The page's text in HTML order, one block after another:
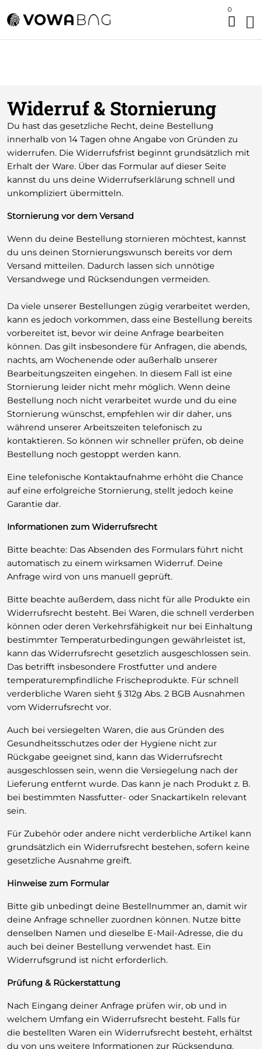
0
Widerruf & Stornierung
Du hast das gesetzliche Recht, deine Bestellung
innerhalb von 14 Tagen ohne Angabe von Gründen zu
widerrufen. Die Widerrufsfrist beginnt grundsätzlich mit
Erhalt der Ware. Über das Formular auf dieser Seite
kannst du uns deine Widerrufserklärung schnell und
unkompliziert übermitteln.
Stornierung vor dem Versand
Wenn du deine Bestellung stornieren möchtest, kannst
du uns deinen Stornierungswunsch bereits vor dem
Versand mitteilen. Dadurch lassen sich unnötige
Versandwege und Rücksendungen vermeiden.
Da viele unserer Bestellungen zügig verarbeitet werden,
kann es jedoch vorkommen, dass eine Bestellung bereits
vorbereitet ist, bevor wir deine Anfrage bearbeiten
können. Das gilt insbesondere für Anfragen, die abends,
nachts, am Wochenende oder außerhalb unserer
Bearbeitungszeiten eingehen. In diesem Fall ist eine
Stornierung leider nicht mehr möglich. Wenn deine
Bestellung noch nicht verarbeitet wurde und du eine
Stornierung wünschst, empfehlen wir dir daher, uns
während unserer Arbeitszeiten telefonisch zu
kontaktieren. So können wir schneller prüfen, ob deine
Bestellung noch gestoppt werden kann.
Eine telefonische Kontaktaufnahme erhöht die Chance
auf eine erfolgreiche Stornierung, stellt jedoch keine
Garantie dar.
Informationen zum Widerrufsrecht
Bitte beachte: Das Absenden des Formulars führt nicht
automatisch zu einem wirksamen Widerruf. Deine
Anfrage wird von uns manuell geprüft.
Bitte beachte außerdem, dass nicht für alle Produkte ein
Widerrufsrecht besteht. Bei Waren, die schnell verderben
können oder deren Verkehrsfähigkeit nur bei Einhaltung
bestimmter Temperaturbedingungen gewährleistet ist,
kann das Widerrufsrecht gesetzlich ausgeschlossen sein.
Das betrifft insbesondere Frostfutter und andere
temperaturempfindliche Frischeprodukte. Für schnell
verderbliche Waren sieht § 312g Abs. 2 BGB Ausnahmen
vom Widerrufsrecht vor.
Auch bei versiegelten Waren, die aus Gründen des
Gesundheitsschutzes oder der Hygiene nicht zur
Rückgabe geeignet sind, kann das Widerrufsrecht
ausgeschlossen sein, wenn die Versiegelung nach der
Lieferung entfernt wurde. Das kann je nach Produkt z. B.
bei bestimmten Nassfutter- oder Snackartikeln relevant
sein.
Für Zubehör oder andere nicht verderbliche Artikel kann
grundsätzlich ein Widerrufsrecht bestehen, sofern keine
gesetzliche Ausnahme greift.
Hinweise zum Formular
Bitte gib unbedingt deine Bestellnummer an, damit wir
deine Anfrage schneller zuordnen können. Nutze bitte
denselben Namen und dieselbe E-Mail-Adresse, die du
auch bei deiner Bestellung verwendet hast. Ein
Widerrufsgrund ist nicht erforderlich.
Prüfung & Rückerstattung
Nach Eingang deiner Anfrage prüfen wir, ob und in
welchem Umfang ein Widerrufsrecht besteht. Falls für
die bestellten Waren ein Widerrufsrecht besteht, erhältst
du von uns weitere Informationen zur Rücksendung.